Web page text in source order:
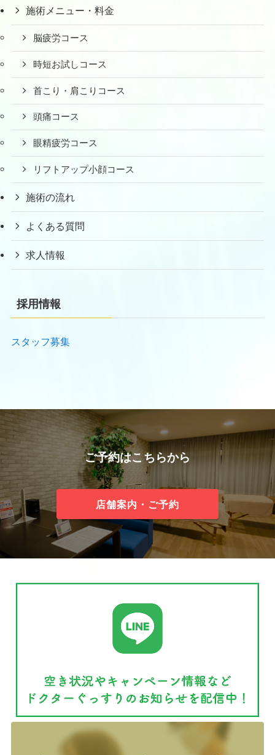
施術メニュー・料金
脳疲労コース
時短お試しコース
首こり・肩こりコース
頭痛コース
眼精疲労コース
リフトアップ小顔コース
施術の流れ
よくある質問
求人情報
採用情報
スタッフ募集
ご予約はこちらから
店舗案内・ご予約